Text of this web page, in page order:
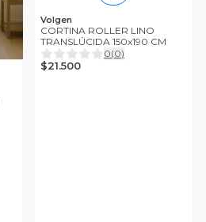
Volgen
CORTINA ROLLER LINO
TRANSLÚCIDA 150x190 CM
0(0)
$21.500